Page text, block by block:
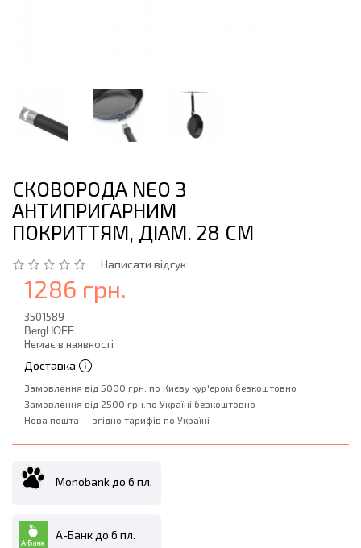
СКОВОРОДА NEO З
АНТИПРИГАРНИМ
ПОКРИТТЯМ, ДІАМ. 28 СМ
Написати відгук
1286 грн.
3501589
BergHOFF
Немає в наявності
Доставка
Замовлення від 5000 грн. по Києву кур'єром безкоштовно
Замовлення від 2500 грн.по Україні безкоштовно
Нова пошта — згідно тарифів по Україні
Monobank до 6 пл.
А-Банк до 6 пл.